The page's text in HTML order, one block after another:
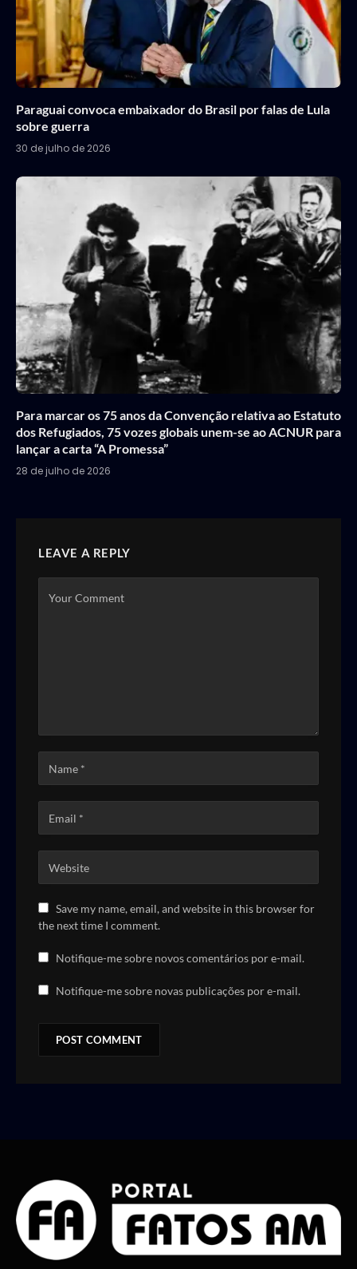
Paraguai convoca embaixador do Brasil por falas de Lula
sobre guerra
30 de julho de 2026
Para marcar os 75 anos da Convenção relativa ao Estatuto
dos Refugiados, 75 vozes globais unem-se ao ACNUR para
lançar a carta “A Promessa”
28 de julho de 2026
LEAVE A REPLY
Save my name, email, and website in this browser for
the next time I comment.
Notifique-me sobre novos comentários por e-mail.
Notifique-me sobre novas publicações por e-mail.